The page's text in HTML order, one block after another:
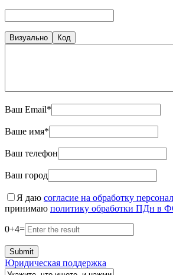
Визуально Код
Ваш Email*
Ваше имя*
Ваш телефон
Ваш город
Я даю согласие на обработку
принимаю политику обработки ПДн в
0+4=
Юридическая поддержка